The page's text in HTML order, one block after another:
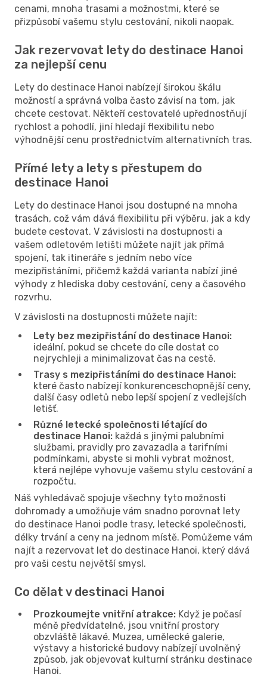
cenami, mnoha trasami a možnostmi, které se
přizpůsobí vašemu stylu cestování, nikoli naopak.
Jak rezervovat lety do destinace Hanoi
za nejlepší cenu
Lety do destinace Hanoi nabízejí širokou škálu
možností a správná volba často závisí na tom, jak
chcete cestovat. Někteří cestovatelé upřednostňují
rychlost a pohodlí, jiní hledají flexibilitu nebo
výhodnější cenu prostřednictvím alternativních tras.
Přímé lety a lety s přestupem do
destinace Hanoi
Lety do destinace Hanoi jsou dostupné na mnoha
trasách, což vám dává flexibilitu při výběru, jak a kdy
budete cestovat. V závislosti na dostupnosti a
vašem odletovém letišti můžete najít jak přímá
spojení, tak itineráře s jedním nebo více
mezipřistáními, přičemž každá varianta nabízí jiné
výhody z hlediska doby cestování, ceny a časového
rozvrhu.
V závislosti na dostupnosti můžete najít:
Lety bez mezipřistání do destinace Hanoi:
ideální, pokud se chcete do cíle dostat co
nejrychleji a minimalizovat čas na cestě.
Trasy s mezipřistáními do destinace Hanoi:
které často nabízejí konkurenceschopnější ceny,
další časy odletů nebo lepší spojení z vedlejších
letišť.
Různé letecké společnosti létající do
destinace Hanoi: každá s jinými palubními
službami, pravidly pro zavazadla a tarifními
podmínkami, abyste si mohli vybrat možnost,
která nejlépe vyhovuje vašemu stylu cestování a
rozpočtu.
Náš vyhledávač spojuje všechny tyto možnosti
dohromady a umožňuje vám snadno porovnat lety
do destinace Hanoi podle trasy, letecké společnosti,
délky trvání a ceny na jednom místě. Pomůžeme vám
najít a rezervovat let do destinace Hanoi, který dává
pro vaši cestu největší smysl.
Co dělat v destinaci Hanoi
Prozkoumejte vnitřní atrakce: Když je počasí
méně předvídatelné, jsou vnitřní prostory
obzvláště lákavé. Muzea, umělecké galerie,
výstavy a historické budovy nabízejí uvolněný
způsob, jak objevovat kulturní stránku destinace
Hanoi.